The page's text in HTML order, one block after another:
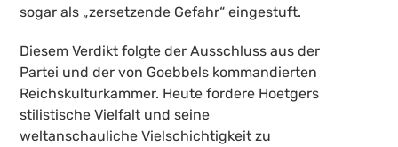
sogar als „zersetzende Gefahr“ eingestuft.
Diesem Verdikt folgte der Ausschluss aus der
Partei und der von Goebbels kommandierten
Reichskulturkammer. Heute fordere Hoetgers
stilistische Vielfalt und seine
weltanschauliche Vielschichtigkeit zu